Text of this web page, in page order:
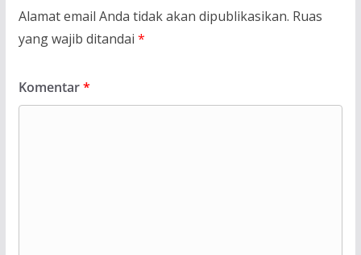
Alamat email Anda tidak akan dipublikasikan. Ruas
yang wajib ditandai *
Komentar*